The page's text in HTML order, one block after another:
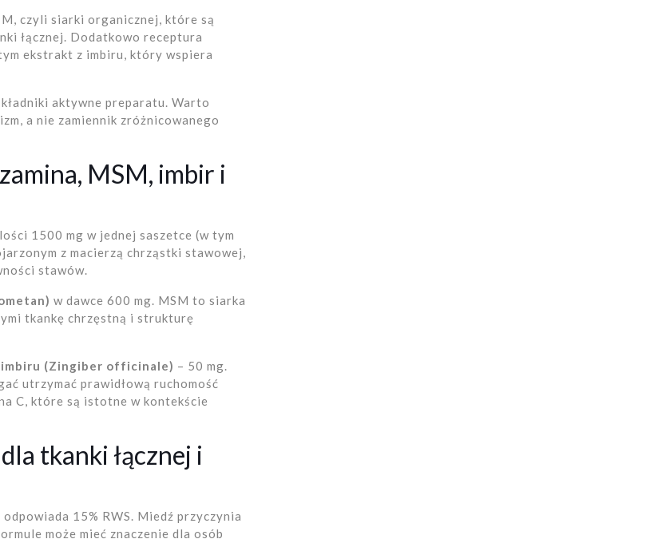
czyli siarki organicznej, które są
łącznej. Dodatkowo receptura
ekstrakt z imbiru, który wspiera
aktywne preparatu. Warto
a nie zamiennik zróżnicowanego
MSM, imbir i
1500 mg w jednej saszetce (w tym
z macierzą chrząstki stawowej,
stawów.
w dawce 600 mg. MSM to siarka
tkankę chrzęstną i strukturę
(Zingiber officinale) – 50 mg.
utrzymać prawidłową ruchomość
C, które są istotne w kontekście
tkanki łącznej i
15% RWS. Miedź przyczynia
może mieć znaczenie dla osób